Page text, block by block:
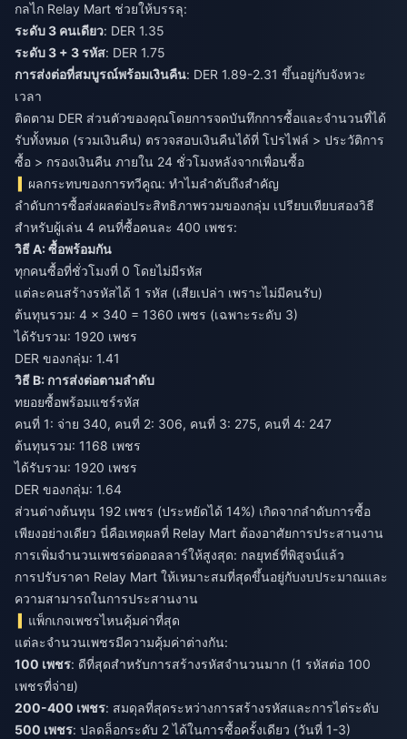
กลไก Relay Mart ช่วยให้บรรลุ:
ระดับ 3 คนเดียว: DER 1.35
ระดับ 3 + 3 รหัส: DER 1.75
การส่งต่อที่สมบูรณ์พร้อมเงินคืน: DER 1.89-2.31 ขึ้นอยู่กับจังหวะ
เวลา
ติดตาม DER ส่วนตัวของคุณโดยการจดบันทึกการซื้อและจำนวนที่ได้
รับทั้งหมด (รวมเงินคืน) ตรวจสอบเงินคืนได้ที่ โปรไฟล์ > ประวัติการ
ซื้อ > กรองเงินคืน ภายใน 24 ชั่วโมงหลังจากเพื่อนซื้อ
ผลกระทบของการทวีคูณ: ทำไมลำดับถึงสำคัญ
ลำดับการซื้อส่งผลต่อประสิทธิภาพรวมของกลุ่ม เปรียบเทียบสองวิธี
สำหรับผู้เล่น 4 คนที่ซื้อคนละ 400 เพชร:
วิธี A: ซื้อพร้อมกัน
ทุกคนซื้อที่ชั่วโมงที่ 0 โดยไม่มีรหัส
แต่ละคนสร้างรหัสได้ 1 รหัส (เสียเปล่า เพราะไม่มีคนรับ)
ต้นทุนรวม: 4 × 340 = 1360 เพชร (เฉพาะระดับ 3)
ได้รับรวม: 1920 เพชร
DER ของกลุ่ม: 1.41
วิธี B: การส่งต่อตามลำดับ
ทยอยซื้อพร้อมแชร์รหัส
คนที่ 1: จ่าย 340, คนที่ 2: 306, คนที่ 3: 275, คนที่ 4: 247
ต้นทุนรวม: 1168 เพชร
ได้รับรวม: 1920 เพชร
DER ของกลุ่ม: 1.64
ส่วนต่างต้นทุน 192 เพชร (ประหยัดได้ 14%) เกิดจากลำดับการซื้อ
เพียงอย่างเดียว นี่คือเหตุผลที่ Relay Mart ต้องอาศัยการประสานงาน
การเพิ่มจำนวนเพชรต่อดอลลาร์ให้สูงสุด: กลยุทธ์ที่พิสูจน์แล้ว
การปรับราคา Relay Mart ให้เหมาะสมที่สุดขึ้นอยู่กับงบประมาณและ
ความสามารถในการประสานงาน
แพ็กเกจเพชรไหนคุ้มค่าที่สุด
แต่ละจำนวนเพชรมีความคุ้มค่าต่างกัน:
100 เพชร: ดีที่สุดสำหรับการสร้างรหัสจำนวนมาก (1 รหัสต่อ 100
เพชรที่จ่าย)
200-400 เพชร: สมดุลที่สุดระหว่างการสร้างรหัสและการไต่ระดับ
500 เพชร: ปลดล็อกระดับ 2 ได้ในการซื้อครั้งเดียว (วันที่ 1-3)